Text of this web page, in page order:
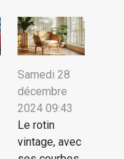
Samedi 28
décembre
2024 09:43
Le rotin
vintage, avec